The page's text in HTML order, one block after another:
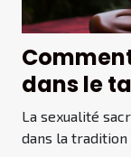
dans le
utilisée
La sexualité
dans la tradition